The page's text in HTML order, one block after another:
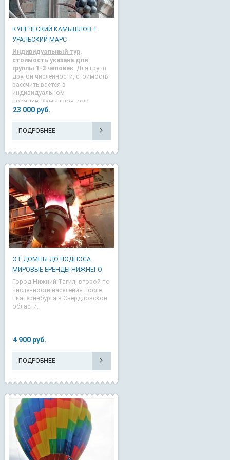
КУПЕЧЕСКИЙ КАМЫШЛОВ +
УРАЛЬСКИЙ МАРС
Индивидуальный тур,
стоимость указана для
группы 1-3 человек. Для групп
другой численности, стоимость
рассчитывается в
индивидуальном
порядке. Камышлов, оди
23 000 руб.
ПОДРОБНЕЕ
ОТ ДОМНЫ ДО ПОДНОСА.
МИРОВЫЕ БРЕНДЫ НИЖНЕГО
ТАГИ...
Город Нижний Тагил, второй по
численности населения после
Екатеринбурга в Свердловской
области.
4 900 руб.
ПОДРОБНЕЕ